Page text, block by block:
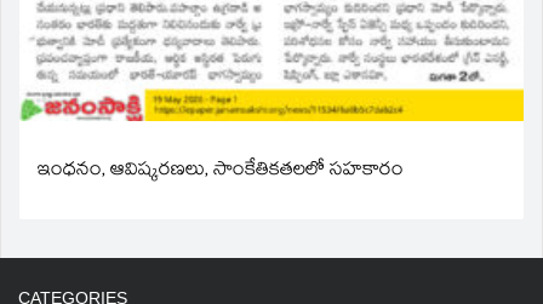
ఇంధనం, ఆవిష్కరణలు, సాంకేతికతలలో సహకారం
CATEGORIES